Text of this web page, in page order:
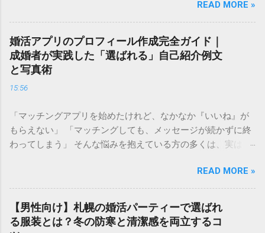
くるようで怖いと感じる方も多いかもしれません。しかし、
自分の現在の立ち位置を客観的に把握することは、決して自
分を否定することではありません。 むしろ、今の自分の「市
場価値」を正しく理解することは、最短ルートで幸せな結婚
を掴み取るための 強力な武器 になります。 この記事では、
婚活ランク表の仕組みや評価基準を詳しく解説し、自分のラ
ンクを知った上でどのように戦略を立てれば良いのか、具体
が決まる仕組み 婚活ランク表とは、年齢、年収、学歴、外
見、職業などのスペックを数値化し、婚活市場における「需
要」を可視化したものです。多くの結婚相談所やマッチング
るポイントが大きく異なるのが特徴です。 男性の評価ポイン
ト：経済力と安定感 男性の場合、最も重視されるのは**「年
収」と「職業」**です。 Sランク： 年収1000万円以上、医
師、弁護士、大手商社など Aランク： 年収700〜900万円、上
READ MORE »
婚活アプリのプロフィール作成完全ガイド｜
成婚者が実践した「選ばれる」自己紹介例文
と写真術
15:56
「マッチングアプリを始めたけれど、なかなか『いいね』が
もらえない」 「マッチングしても、メッセージが続かずに終
わってしまう」 そんな悩みを抱えている方の多くは、実は プ
て、プロフィールはあなたの「第一印象」そのもの。どれだ
け素敵な内面を持っていても、入り口であるプロフィールで
魅力を伝えられなければ、出会いの土俵に上がることすらで
きません。 成婚退会していく人たちには、共通した「プロフ
ィールの法則」があります。それは、単に自分を良く見せる
READ MORE »
【男性向け】札幌の婚活パーティーで選ばれ
る服装とは？冬の防寒と清潔感を両立するコ